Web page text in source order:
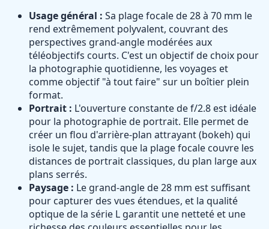
Usage général : Sa plage focale de 28 à 70 mm le
rend extrêmement polyvalent, couvrant des
perspectives grand-angle modérées aux
téléobjectifs courts. C'est un objectif de choix pour
la photographie quotidienne, les voyages et
comme objectif "à tout faire" sur un boîtier plein
format.
Portrait : L'ouverture constante de f/2.8 est idéale
pour la photographie de portrait. Elle permet de
créer un flou d'arrière-plan attrayant (bokeh) qui
isole le sujet, tandis que la plage focale couvre les
distances de portrait classiques, du plan large aux
plans serrés.
Paysage : Le grand-angle de 28 mm est suffisant
pour capturer des vues étendues, et la qualité
optique de la série L garantit une netteté et une